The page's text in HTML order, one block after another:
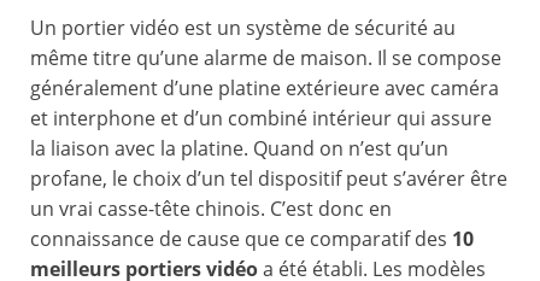
Un portier vidéo est un système de sécurité au
même titre qu’une alarme de maison. Il se compose
généralement d’une platine extérieure avec caméra
et interphone et d’un combiné intérieur qui assure
la liaison avec la platine. Quand on n’est qu’un
profane, le choix d’un tel dispositif peut s’avérer être
un vrai casse-tête chinois. C’est donc en
connaissance de cause que ce comparatif des 10
meilleurs portiers vidéoa été établi. Les modèles